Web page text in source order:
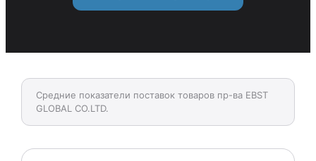
Средние показатели поставок товаров пр-ва EBST
GLOBAL CO.LTD.